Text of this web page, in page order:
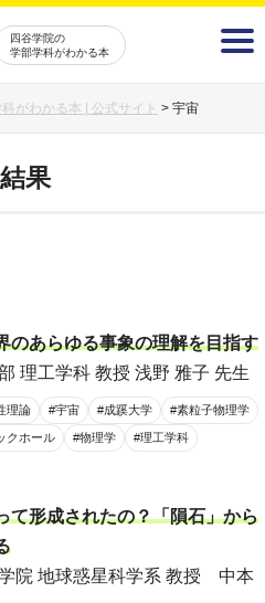
四谷学院の
学部学科がわかる本
がわかる本 | 公式サイト > 宇宙
果
のあらゆる事象の理解を目指す
理工学科 教授 浅野 雅子 先生
理論 #宇宙 #成蹊大学 #素粒子物理学
クホール #物理学 #理工学科
て形成されたの？「隕石」から
院 地球惑星科学系 教授 中本